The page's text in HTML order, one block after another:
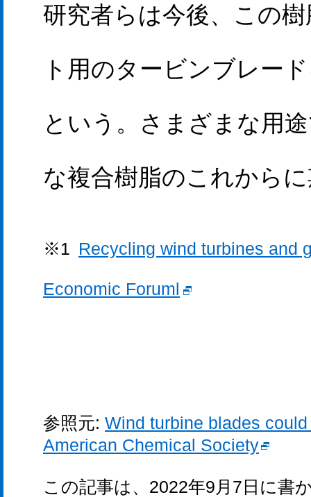
研究者らは今後、この
ト用のタービンブレー
という。さまざまな用
な複合樹脂のこれから
※1 Recycling wind turbines and
Economic Foruml
参照元: Wind turbine blades
American Chemical Society
この記事は、2022年9月7日に書